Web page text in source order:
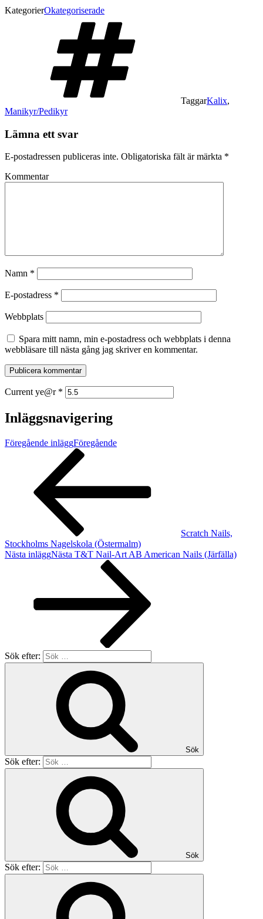
KategorierOkategoriserade
TaggarKalix,
Manikyr/Pedikyr
Lämna ett svar
E-postadressen publiceras inte. Obligatoriska fält är märkta *
Kommentar
Namn *
E-postadress *
Webbplats
Spara mitt namn, min e-postadress och webbplats i denna
webbläsare till nästa gång jag skriver en kommentar.
Current ye@r *
Inläggsnavigering
Föregående inläggFöregående
Scratch Nails,
Stockholms Nagelskola (Östermalm)
Nästa inläggNästa T&T Nail-Art AB American Nails (Järfälla)
Sök efter:
Sök
Sök efter:
Sök
Sök efter: